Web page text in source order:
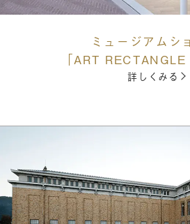
ミュージアムシ
「ART RECTANGLE
詳しくみる